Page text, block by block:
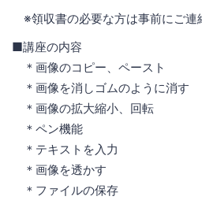
※領収書の必要な方は事前にご連
■講座の内容
＊画像のコピー、ペースト
＊画像を消しゴムのように消す
＊画像の拡大縮小、回転
＊ペン機能
＊テキストを入力
＊画像を透かす
＊ファイルの保存